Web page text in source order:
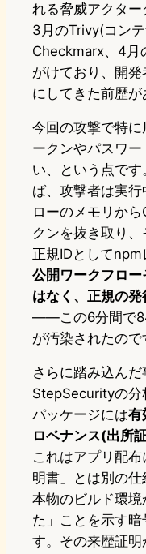
れる脅威アクタ
3月のTrivy(コンテ
Checkmarx、4月
がけており、開
にしてきた前歴が
今回の攻撃で特
ークンやパスワ
い、という点で
ば、攻撃者は実
ローのメモリか
クンを抜き取り
正規IDとしてnpm
公開ワークフロ
はなく、正規の
——この6分間で
が汚染されたので
さらに踏み込ん
StepSecurityの分
パッケージには有
ロベナンス(出所
これはアプリ配
明書」とは別の
本物のビルド環
た」ことを示す
す。その来歴証